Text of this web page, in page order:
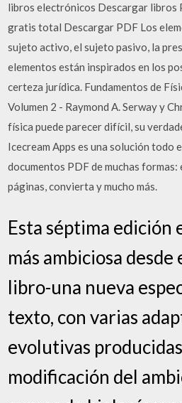
libros electrónicos Descargar libros
gratis total Descargar PDF Los
sujeto activo, el sujeto pasivo, la
elementos están inspirados en los
certeza jurídica. Fundamentos de
Volumen 2 - Raymond A. Serway y
física puede parecer difícil, su
Icecream Apps es una solución todo
documentos PDF de muchas
páginas, convierta y mucho más.
Esta séptima edición
más ambiciosa
libro-una nueva
texto, con varias
evolutivas
modificación del